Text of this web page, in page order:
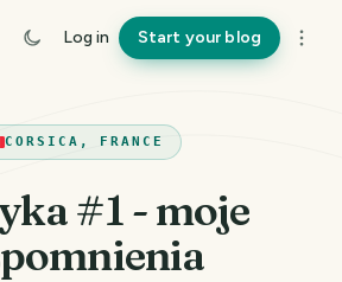
Log in Start your blog
CORSICA, FRANCE
#1 - moje